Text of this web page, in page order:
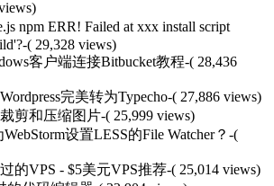
npm ERR! Failed at xxx install script
-( 29,328 views)
客户端连接Bitbucket教程-( 28,436
完美转为Typecho-( 27,886 views)
剪和压缩图片-( 25,999 views)
设置LESS的File Watcher？ -(
的VPS - $5美元VPS推荐-( 25,014 views)